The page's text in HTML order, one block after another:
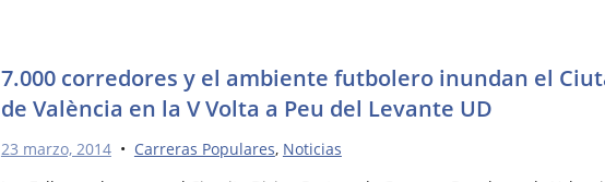
7.000 corredores y el ambiente futbolero inundan el
de València en la V Volta a Peu del Levante UD
23 marzo, 2014• Carreras Populares, Noticias